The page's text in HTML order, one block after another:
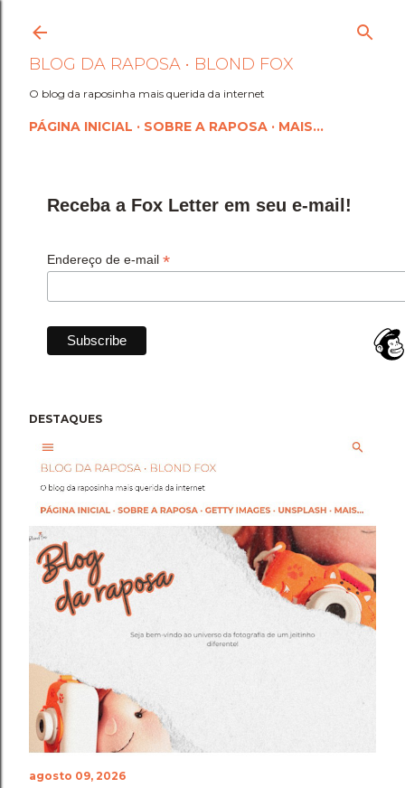
Pular para o conteúdo
BLOG DA RAPOSA • BLOND FOX
O blog da raposinha mais querida da internet
PÁGINA INICIAL SOBRE A RAPOSA MAIS…
Receba a Fox Letter em seu e-mail!
Endereço de e-mail *
DESTAQUES
agosto 09, 2026